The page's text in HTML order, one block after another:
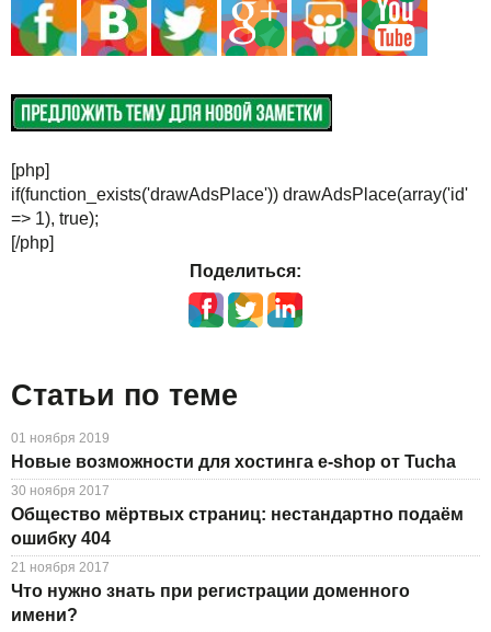
[php]
if(function_exists('drawAdsPlace')) drawAdsPlace(array('id'
=> 1), true);
[/php]
Поделиться:
Статьи по теме
01 ноября 2019
Новые возможности для хостинга e-shop от Tucha
30 ноября 2017
Общество мёртвых страниц: нестандартно подаём
ошибку 404
21 ноября 2017
Что нужно знать при регистрации доменного
имени?